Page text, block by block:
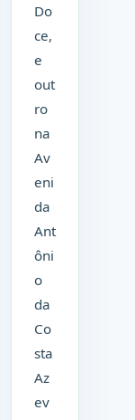
Do
ce,
e
out
ro
na
Av
eni
da
Ant
ôni
o
da
Co
sta
Az
ev